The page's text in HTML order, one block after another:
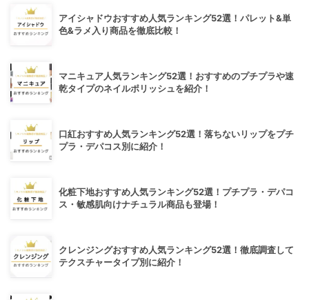
アイシャドウおすすめ人気ランキング52選！パレット&単
色&ラメ入り商品を徹底比較！
マニキュア人気ランキング52選！おすすめのプチプラや速
乾タイプのネイルポリッシュを紹介！
口紅おすすめ人気ランキング52選！落ちないリップをプチ
プラ・デパコス別に紹介！
化粧下地おすすめ人気ランキング52選！プチプラ・デパコ
ス・敏感肌向けナチュラル商品も登場！
クレンジングおすすめ人気ランキング52選！徹底調査して
テクスチャータイプ別に紹介！